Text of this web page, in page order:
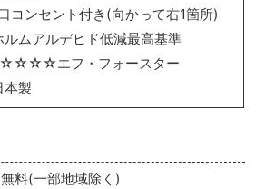
料(一部地域除く)
コンセント付き(向かって右1箇所)
ルムアルデヒド低減最高基準
エフ・フォースター
本製